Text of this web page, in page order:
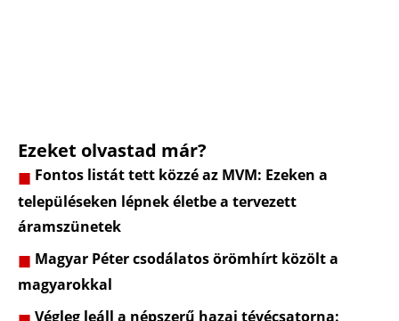
Ezeket olvastad már?
Fontos listát tett közzé az MVM: Ezeken a
településeken lépnek életbe a tervezett
áramszünetek
Magyar Péter csodálatos örömhírt közölt a
magyarokkal
Végleg leáll a népszerű hazai tévécsatorna: